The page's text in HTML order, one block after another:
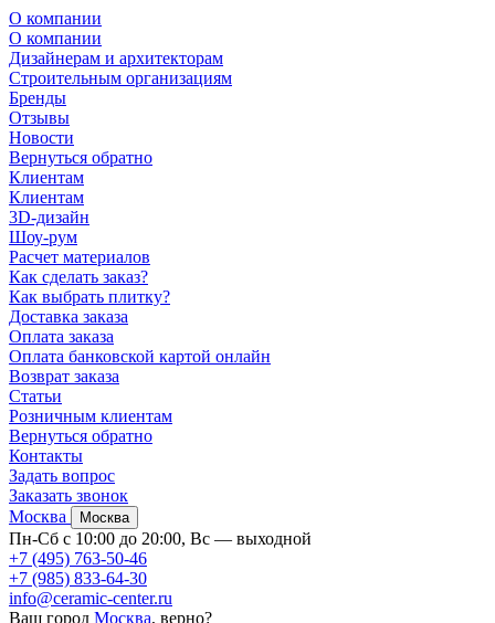
О компании
О компании
Дизайнерам и архитекторам
Строительным организациям
Бренды
Отзывы
Новости
Вернуться обратно
Клиентам
Клиентам
3D-дизайн
Шоу-рум
Расчет материалов
Как сделать заказ?
Как выбрать плитку?
Доставка заказа
Оплата заказа
Оплата банковской картой онлайн
Возврат заказа
Статьи
Розничным клиентам
Вернуться обратно
Контакты
Задать вопрос
Заказать звонок
Москва
Москва
Пн-Сб с 10:00 до 20:00, Вс — выходной
+7 (495) 763-50-46
+7 (985) 833-64-30
info@ceramic-center.ru
Ваш город Москва, верно?